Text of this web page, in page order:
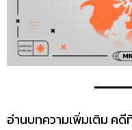
อ่านบทความเพิ่มเติม คดี